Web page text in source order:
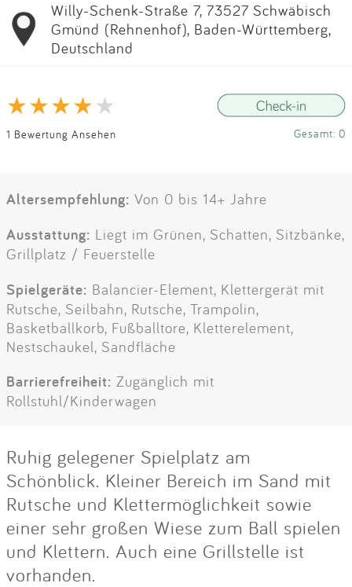
Willy-Schenk-Straße 7, 73527 Schwäbisch
Gmünd (Rehnenhof), Baden-Württemberg,
Deutschland
1 Bewertung Ansehen Gesamt: 0
Altersempfehlung: Von 0 bis 14+ Jahre
Ausstattung: Liegt im Grünen, Schatten, Sitzbänke,
Grillplatz / Feuerstelle
Spielgeräte: Balancier-Element, Klettergerät mit
Rutsche, Seilbahn, Rutsche, Trampolin,
Basketballkorb, Fußballtore, Kletterelement,
Nestschaukel, Sandfläche
Barrierefreiheit: Zugänglich mit
Rollstuhl/Kinderwagen
Ruhig gelegener Spielplatz am
Schönblick. Kleiner Bereich im Sand mit
Rutsche und Klettermöglichkeit sowie
einer sehr großen Wiese zum Ball spielen
und Klettern. Auch eine Grillstelle ist
vorhanden.